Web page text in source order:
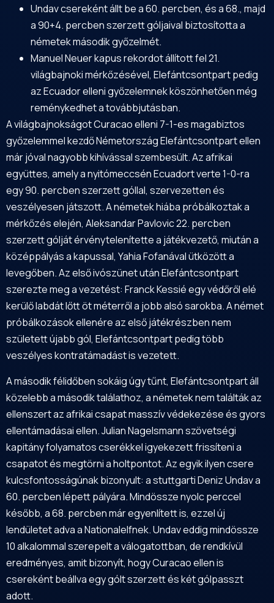
Undav csereként állt be a 60. percben, és a 68., majd
a 90+4. percben szerzett góljaival biztosította a
németek második győzelmét.
Manuel Neuer kapus rekordot állított fel 21.
világbajnoki mérkőzésével, Elefántcsontpart pedig
az Ecuador elleni győzelemnek köszönhetően még
reménykedhet a továbbjutásban.
A világbajnokságot Curacao elleni 7-1-es magabiztos
győzelemmel kezdő Németország Elefántcsontpart ellen
már jóval nagyobb kihívással szembesült. Az afrikai
együttes, amely a nyitómeccsén Ecuadort verte 1-0-ra
egy 90. percben szerzett góllal, szervezetten és
veszélyesen játszott. A németek hiába próbálkoztak a
mérkőzés elején, Aleksandar Pavlovic 22. percben
szerzett gólját érvénytelenítette a játékvezető, miután a
középpályás a kapussal, Yahia Fofanával ütközött a
levegőben. Az első ivószünet után Elefántcsontpart
szerezte meg a vezetést: Franck Kessié egy védőről elé
kerülő labdát lőtt öt méterről a jobb alsó sarokba. A német
próbálkozások ellenére az első játékrészben nem
született újabb gól, Elefántcsontpart pedig több
veszélyes kontratámadást is vezetett.
A második félidőben sokáig úgy tűnt, Elefántcsontpart áll
közelebb a második találathoz, a németek nem találták az
ellenszert az afrikai csapat masszív védekezése és gyors
ellentámadásai ellen. Julian Nagelsmann szövetségi
kapitány folyamatos cserékkel igyekezett frissíteni a
csapatot és megtörni a holtpontot. Az egyik ilyen csere
kulcsfontosságúnak bizonyult: a stuttgarti Deniz Undav a
60. percben lépett pályára. Mindössze nyolc perccel
később, a 68. percben már egyenlített is, ezzel új
lendületet adva a Nationalelfnek. Undav eddig mindössze
10 alkalommal szerepelt a válogatottban, de rendkívül
eredményes, amit bizonyít, hogy Curacao ellen is
csereként beállva egy gólt szerzett és két gólpasszt
adott.